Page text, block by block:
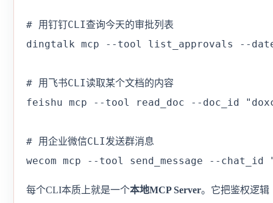
# 用钉钉CLI查询今天的审批列表
dingtalk mcp --tool list_approvals --
# 用飞书CLI读取某个文档的内容
feishu mcp --tool read_doc --doc_id
# 用企业微信CLI发送群消息
wecom mcp --tool send_message --chat_id
每个CLI本质上就是一个本地MCP Server。它把鉴权逻辑